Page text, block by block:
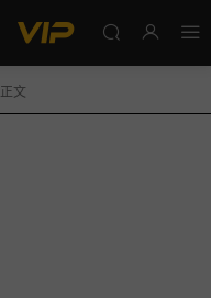
正文